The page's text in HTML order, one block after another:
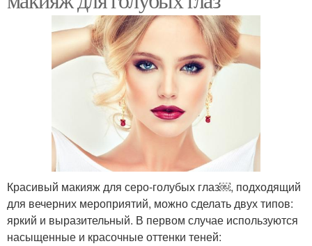
Красивый макияж для серо-голубых глаз￼, подходящий
для вечерних мероприятий, можно сделать двух типов:
яркий и выразительный. В первом случае используются
насыщенные и красочные оттенки теней: